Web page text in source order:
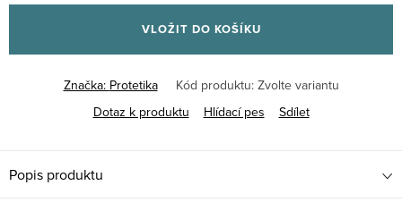
cena:
VLOŽIT DO KOŠÍKU
Značka: Protetika Kód produktu: Zvolte variantu
Dotaz k produktu
Hlídací pes Sdílet
Popis produktu